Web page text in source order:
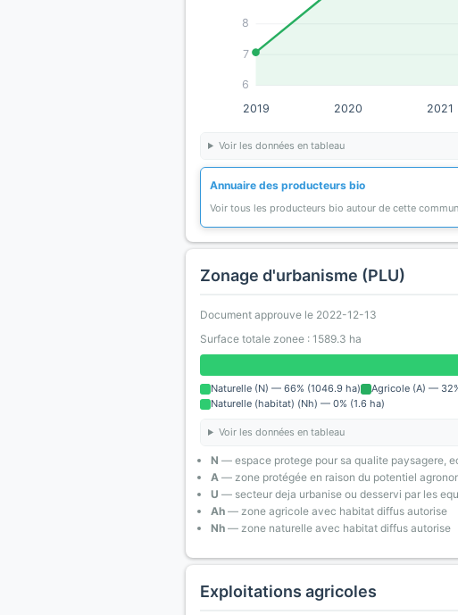
6
7
8
2019 2020 2021
Voir les données en tableau
Annuaire des producteurs bio
Voir tous les producteurs bio autour de cette
Zonage d'urbanisme (PLU)
Document approuve le 2022-12-13
Surface totale zonee : 1589.3 ha
Naturelle (N) — 66% (1046.9 ha) Agricole (A) —
Naturelle (habitat) (Nh) — 0% (1.6 ha)
Voir les données en tableau
N — espace protege pour sa qualite paysagere,
A — zone protégée en raison du potentiel
U — secteur deja urbanise ou desservi par les
Ah — zone agricole avec habitat diffus autorise
Nh — zone naturelle avec habitat diffus autorise
Exploitations agricoles